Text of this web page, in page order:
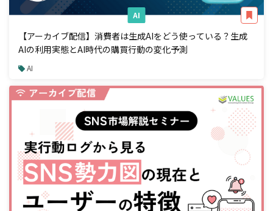
AI
【アーカイブ配信】消費者は生成AIをどう使っている？生成
AIの利用実態とAI時代の購買行動の変化予測
AI